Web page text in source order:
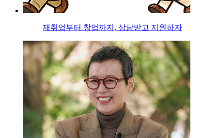
재취업부터 창업까지, 상담받고 지원하자